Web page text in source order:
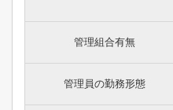
管理組合有無
管理員の勤務形態